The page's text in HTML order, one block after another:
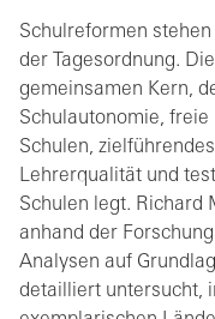
Schulreformen
der Tagesordnung.
gemeinsamen Kern,
Schulautonomie,
Schulen,
Lehrerqualität und
Schulen legt. Richard
anhand der
Analysen auf
detailliert untersucht,